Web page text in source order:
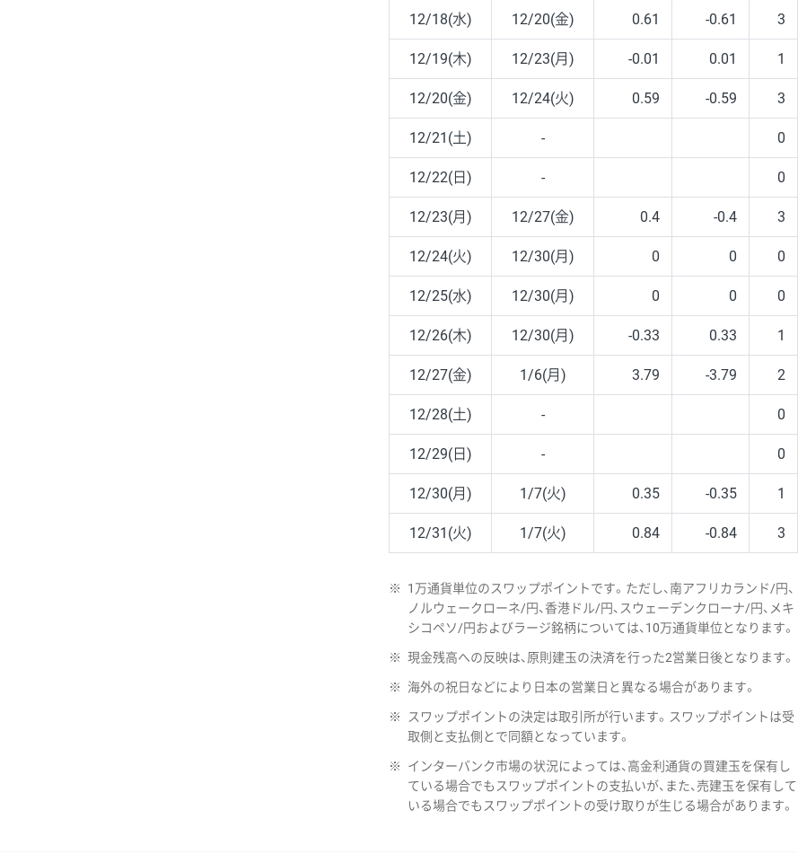
12/18(水) 12/20(金) 0.61 -0.61 3
12/19(木) 12/23(月) -0.01 0.01 1
12/20(金) 12/24(火) 0.59 -0.59 3
12/21(土) - 0
12/22(日) - 0
12/23(月) 12/27(金) 0.4 -0.4 3
12/24(火) 12/30(月) 0 0 0
12/25(水) 12/30(月) 0 0 0
12/26(木) 12/30(月) -0.33 0.33 1
12/27(金) 1/6(月) 3.79 -3.79 2
12/28(土) - 0
12/29(日) - 0
12/30(月) 1/7(火) 0.35 -0.35 1
12/31(火) 1/7(火) 0.84 -0.84 3
※
1万通貨単位のスワップポイントです。ただし、南アフリカランド/円、
ノルウェークローネ/円、香港ドル/円、スウェーデンクローナ/円、メキ
シコペソ/円およびラージ銘柄については、10万通貨単位となります。
※ 現金残高への反映は、原則建玉の決済を行った2営業日後となります。
※ 海外の祝日などにより日本の営業日と異なる場合があります。
※
スワップポイントの決定は取引所が行います。スワップポイントは受
取側と支払側とで同額となっています。
※
インターバンク市場の状況によっては、高金利通貨の買建玉を保有し
ている場合でもスワップポイントの支払いが、また、売建玉を保有して
いる場合でもスワップポイントの受け取りが生じる場合があります。